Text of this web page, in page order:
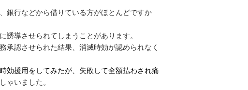
銀行などから借りている方がほとんどですか
導させられてしまうことがあります。
承認させられた結果、消滅時効が認められなく
効援用をしてみたが、失敗して全額払わされ痛
ゃいました。